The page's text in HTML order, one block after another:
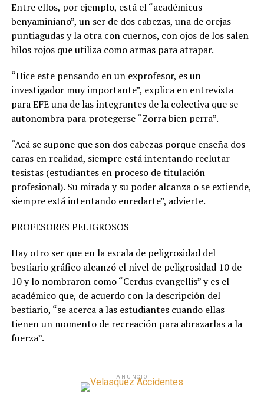
Entre ellos, por ejemplo, está el “académicus
benyaminiano”, un ser de dos cabezas, una de orejas
puntiagudas y la otra con cuernos, con ojos de los salen
hilos rojos que utiliza como armas para atrapar.
“Hice este pensando en un exprofesor, es un
investigador muy importante”, explica en entrevista
para EFE una de las integrantes de la colectiva que se
autonombra para protegerse “Zorra bien perra”.
“Acá se supone que son dos cabezas porque enseña dos
caras en realidad, siempre está intentando reclutar
tesistas (estudiantes en proceso de titulación
profesional). Su mirada y su poder alcanza o se extiende,
siempre está intentando enredarte”, advierte.
PROFESORES PELIGROSOS
Hay otro ser que en la escala de peligrosidad del
bestiario gráfico alcanzó el nivel de peligrosidad 10 de
10 y lo nombraron como “Cerdus evangellis” y es el
académico que, de acuerdo con la descripción del
bestiario, “se acerca a las estudiantes cuando ellas
tienen un momento de recreación para abrazarlas a la
fuerza”.
ANUNCIO